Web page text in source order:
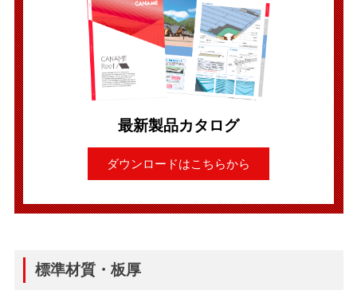
最新製品カタログ
ダウンロードはこちらから
標準材質・板厚